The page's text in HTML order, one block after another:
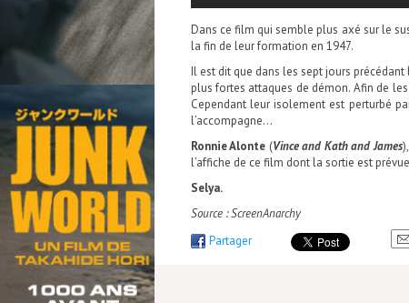
Dans ce film qui semble plus axé sur le
la fin de leur formation en 1947.
Il est dit que dans les sept jours
plus fortes attaques de démon. Afin de
Cependant leur isolement est perturbé
l’accompagne…
Ronnie Alonte (Vince and Kath and James),
l’affiche de ce film dont la sortie est
Selya.
Source : ScreenAnarchy
Partager